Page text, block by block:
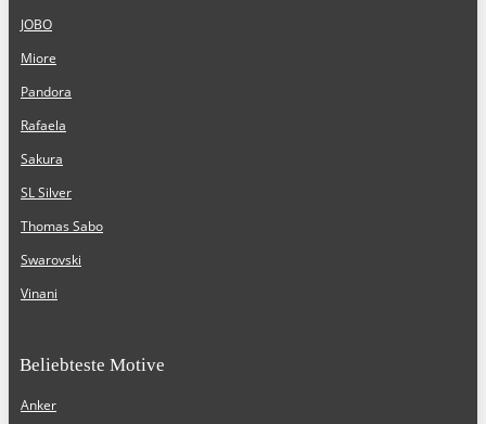
JOBO
Miore
Pandora
Rafaela
Sakura
SL Silver
Thomas Sabo
Swarovski
Vinani
Beliebteste Motive
Anker